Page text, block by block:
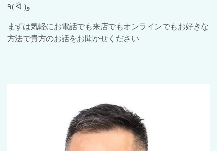
٩( ᐛ )و
まずは気軽にお電話でも来店でもオンラインでもお好きな
方法で貴方のお話をお聞かせください